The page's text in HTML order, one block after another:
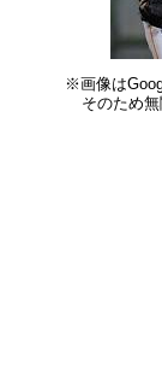
※画像は
そのため